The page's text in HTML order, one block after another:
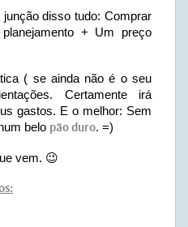
disso tudo: Comprar
+ Um preço
( se ainda não é o seu
Certamente irá
gastos. E o melhor: Sem
belo pão duro. =)
vem. 😉